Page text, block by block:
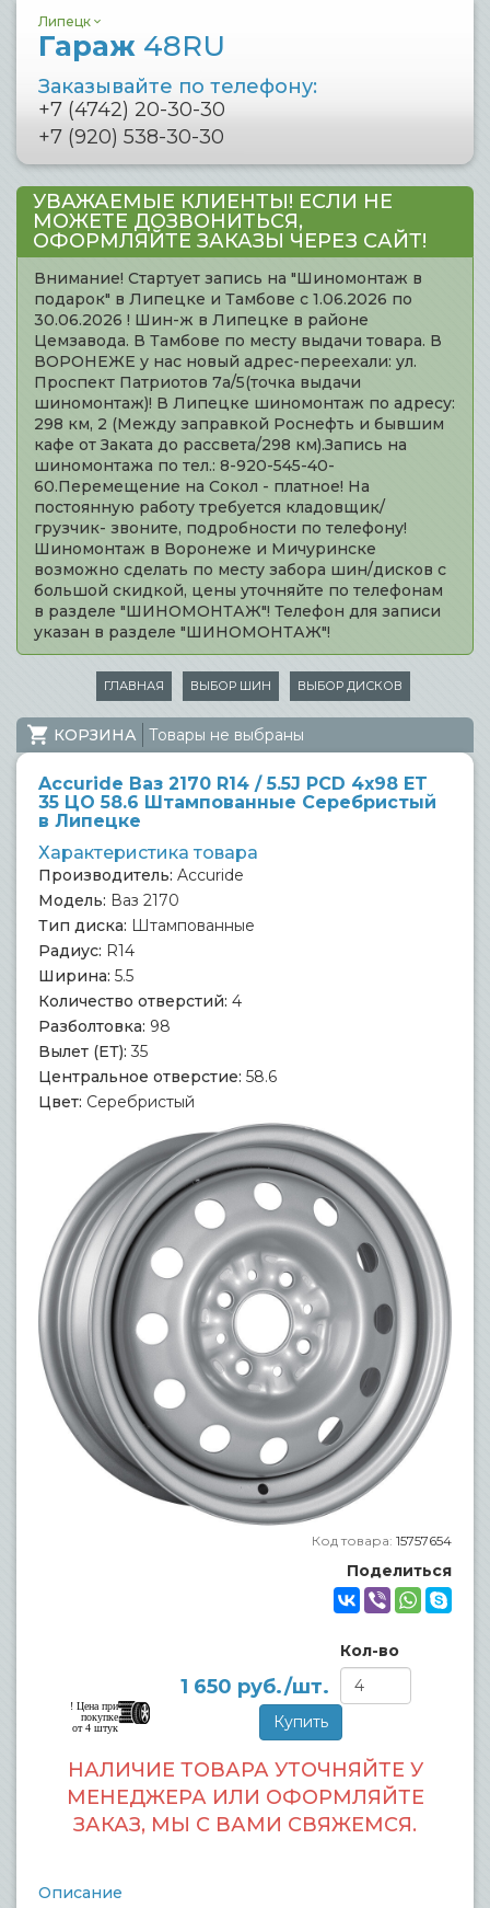
Липецк
Гараж 48RU
Заказывайте по телефону:
+7 (4742) 20-30-30
+7 (920) 538-30-30
УВАЖАЕМЫЕ КЛИЕНТЫ! ЕСЛИ НЕ
МОЖЕТЕ ДОЗВОНИТЬСЯ,
ОФОРМЛЯЙТЕ ЗАКАЗЫ ЧЕРЕЗ САЙТ!
Внимание! Стартует запись на "Шиномонтаж в
подарок" в Липецке и Тамбове с 1.06.2026 по
30.06.2026 ! Шин-ж в Липецке в районе
Цемзавода. В Тамбове по месту выдачи товара. В
ВОРОНЕЖЕ у нас новый адрес-переехали: ул.
Проспект Патриотов 7а/5(точка выдачи
шиномонтаж)! В Липецке шиномонтаж по адресу:
298 км, 2 (Между заправкой Роснефть и бывшим
кафе от Заката до рассвета/298 км).Запись на
шиномонтажа по тел.: 8-920-545-40-
60.Перемещение на Сокол - платное! На
постоянную работу требуется кладовщик/
грузчик- звоните, подробности по телефону!
Шиномонтаж в Воронеже и Мичуринске
возможно сделать по месту забора шин/дисков с
большой скидкой, цены уточняйте по телефонам
в разделе "ШИНОМОНТАЖ"! Телефон для записи
указан в разделе "ШИНОМОНТАЖ"!
ГЛАВНАЯ ВЫБОР ШИН ВЫБОР ДИСКОВ
КОРЗИНА Товары не выбраны
Accuride Ваз 2170 R14 / 5.5J PCD 4x98 ET
35 ЦО 58.6 Штампованные Серебристый
в Липецке
Характеристика товара
Производитель: Accuride
Модель: Ваз 2170
Тип диска: Штампованные
Радиус: R14
Ширина: 5.5
Количество отверстий: 4
Разболтовка: 98
Вылет (ЕТ): 35
Центральное отверстие: 58.6
Цвет: Серебристый
Код товара: 15757654
Поделиться
! Цена при
покупке
от 4 штук
1 650 руб./шт.
Кол-во
НАЛИЧИЕ ТОВАРА УТОЧНЯЙТЕ У
МЕНЕДЖЕРА ИЛИ ОФОРМЛЯЙТЕ
ЗАКАЗ, МЫ С ВАМИ СВЯЖЕМСЯ.
Описание